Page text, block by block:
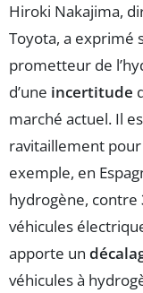
Hiroki Nakajima,
Toyota, a exprimé
prometteur de
d’une incertitude
marché actuel. Il
ravitaillement
exemple, en
hydrogène, contre
véhicules
apporte un
véhicules à